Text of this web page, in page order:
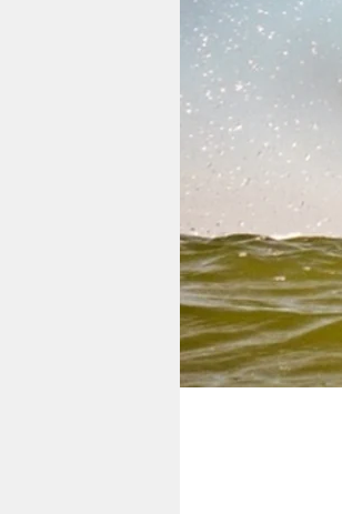
nord
wahrheit
verlag
verlag
veranstaltungen
shop
fragen & hilfe
unterstützen
abo